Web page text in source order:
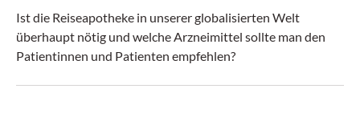
Ist die Reiseapotheke in unserer globalisierten Welt
überhaupt nötig und welche Arzneimittel sollte man den
Patientinnen und Patienten empfehlen?